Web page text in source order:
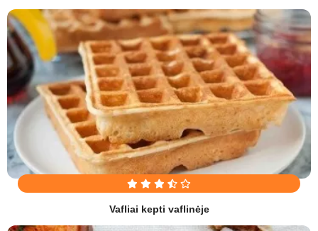
Vafliai kepti vaflinėje